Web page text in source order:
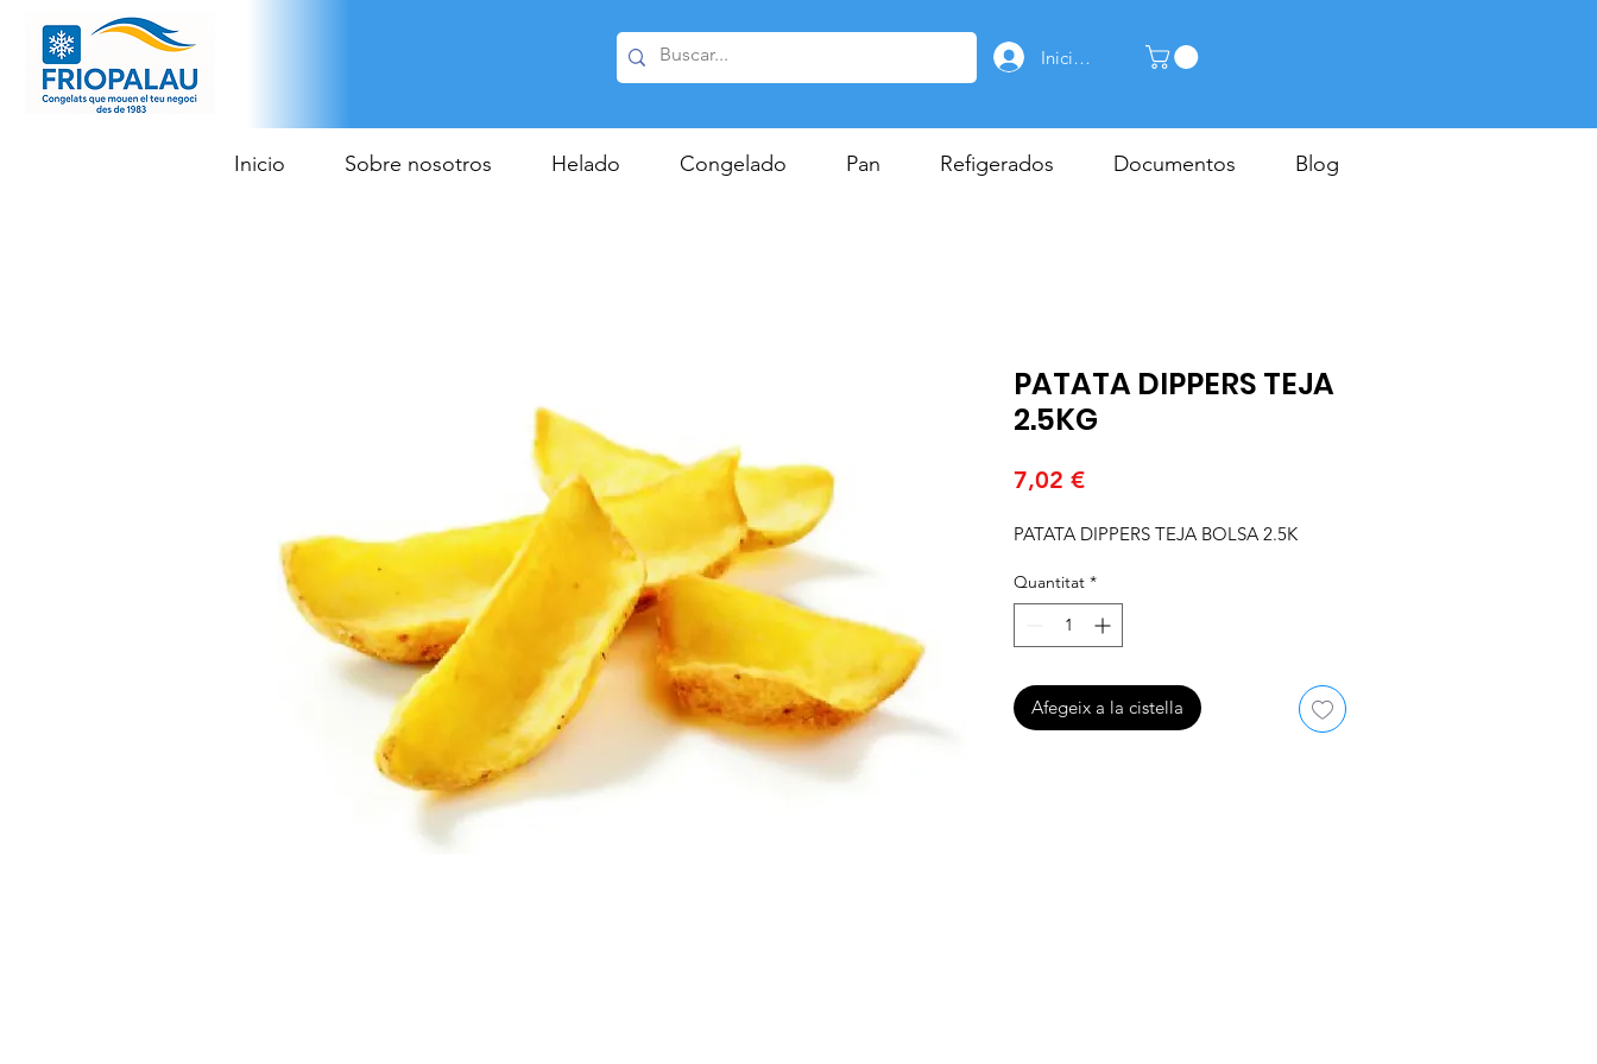
Inicia la sessió
Inicio Sobre nosotros Helado Congelado Pan Refigerados Documentos Blog
PATATA DIPPERS TEJA
2.5KG
7,02 €Price
PATATA DIPPERS TEJA BOLSA 2.5K
Quantitat *
Afegeix a la cistella